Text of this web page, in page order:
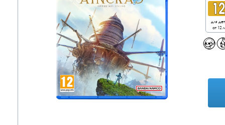
для
от 12